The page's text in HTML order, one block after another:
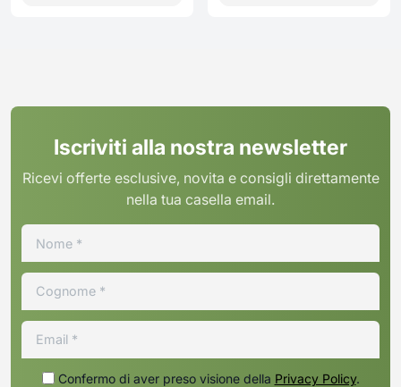
Iscriviti alla nostra newsletter
Ricevi offerte esclusive, novita e consigli direttamente
nella tua casella email.
Confermo di aver preso visione della Privacy Policy.